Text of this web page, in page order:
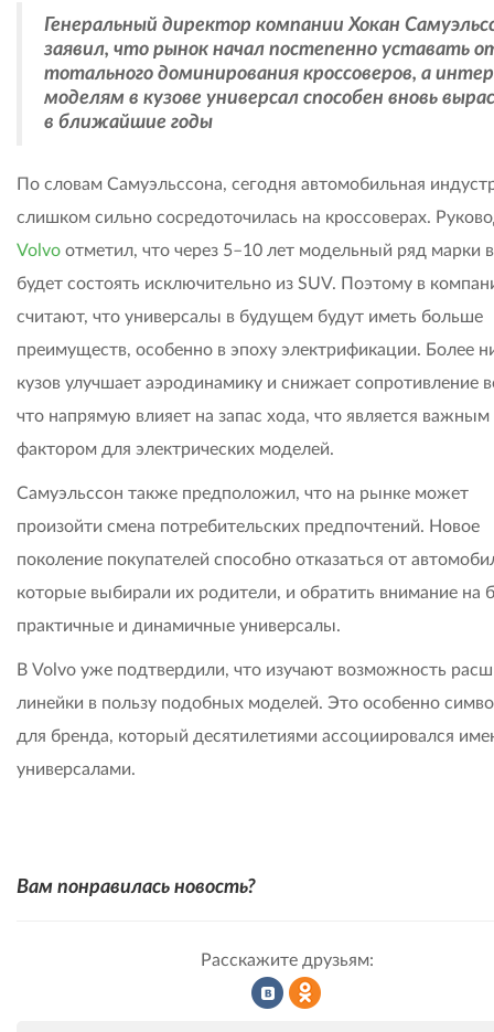
Генеральный директор компании Хокан
заявил, что рынок начал постепенно уставать
тотального доминирования кроссоверов, а
моделям в кузове универсал способен вновь
в ближайшие годы
По словам Самуэльссона, сегодня автомобильная
слишком сильно сосредоточилась на кроссоверах.
Volvo отметил, что через 5–10 лет модельный ряд марки
будет состоять исключительно из SUV. Поэтому в
считают, что универсалы в будущем будут иметь больше
преимуществ, особенно в эпоху электрификации. Более
кузов улучшает аэродинамику и снижает сопротивление
что напрямую влияет на запас хода, что является важным
фактором для электрических моделей.
Самуэльссон также предположил, что на рынке может
произойти смена потребительских предпочтений. Новое
поколение покупателей способно отказаться от
которые выбирали их родители, и обратить внимание на
практичные и динамичные универсалы.
В Volvo уже подтвердили, что изучают возможность
линейки в пользу подобных моделей. Это особенно
для бренда, который десятилетиями ассоциировался
универсалами.
Вам понравилась новость?
Расскажите друзьям: